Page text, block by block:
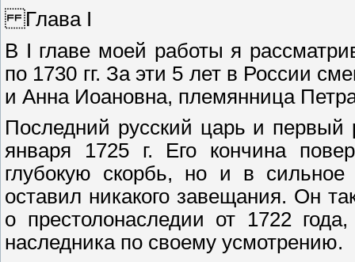
Глава I
В I главе моей работы я
по 1730 гг. За эти 5 лет в России
и Анна Иоановна, племянница
Последний русский царь и первый
января 1725 г. Его кончина
глубокую скорбь, но и в
оставил никакого завещания. Он
о престолонаследии от 1722
наследника по своему усмотрению.